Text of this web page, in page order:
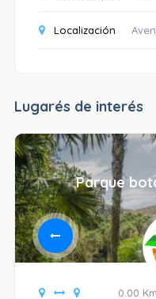
Localización
Lugarés de interés
Parque
0.00 Km